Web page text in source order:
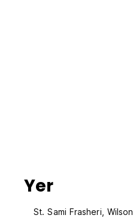
Yer
St. Sami Frasheri, Wilson